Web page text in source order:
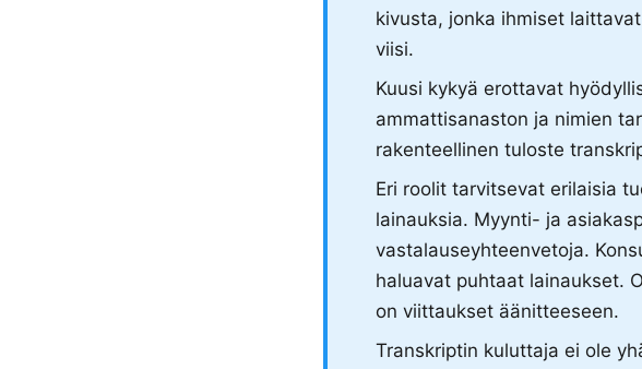
kivusta, jonka ihmiset
viisi.
Kuusi kykyä erottavat
ammattisanaston ja nimien
rakenteellinen tuloste
Eri roolit tarvitsevat erilaisia
lainauksia. Myynti- ja
vastalauseyhteenvetoja.
haluavat puhtaat lainaukset.
on viittaukset äänitteeseen.
Transkriptin kuluttaja ei ole